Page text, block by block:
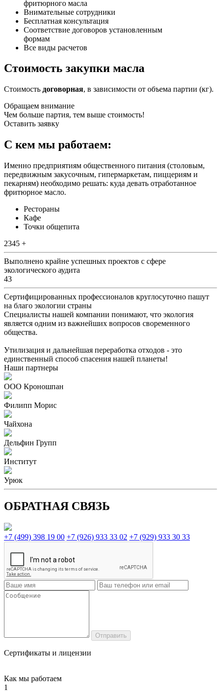
фритюрного масла
Внимательные сотрудники
Бесплатная консультация
Соответствие договоров установленным
формам
Все виды расчетов
Стоимость закупки масла
Стоимость договорная, в зависимости от объема партии (кг).
Обращаем внимание
Чем больше партия, тем выше стоимость!
Оставить заявку
С кем мы работаем:
Именно предприятиям общественного питания (столовым,
передвижным закусочным, гипермаркетам, пиццериям и
пекарням) необходимо решать: куда девать отработанное
фритюрное масло.
Рестораны
Кафе
Точки общепита
2345 +
Выполнено крайне успешных проектов с сфере
экологического аудита
43
Сертифицированных профессионалов круглосуточно пашут
на благо экологии страны
Специалисты нашей компании понимают, что экология
является одним из важнейших вопросов своременного
общества.
Утилизация и дальнейшая переработка отходов - это
единственный способ спасения нашей планеты!
Наши партнеры
ООО Кроношпан
Филипп Морис
Чайхона
Дельфин Групп
Институт
Урюк
ОБРАТНАЯ СВЯЗЬ
+7 (499) 398 19 00 +7 (926) 933 33 02 +7 (929) 933 30 33
Сертификаты и лицензии
Как мы работаем
1